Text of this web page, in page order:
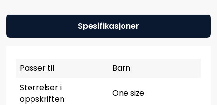
Spesifikasjoner
Passer til
Barn
Størrelser i
oppskriften
One size